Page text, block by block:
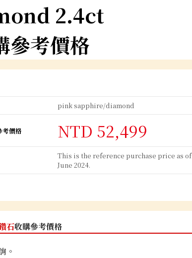
2.4ct
參考價格
pink sapphire/diamond
考價格 NTD 52,499
This is the reference purchase price as of
June 2024.
石收購參考價格
。